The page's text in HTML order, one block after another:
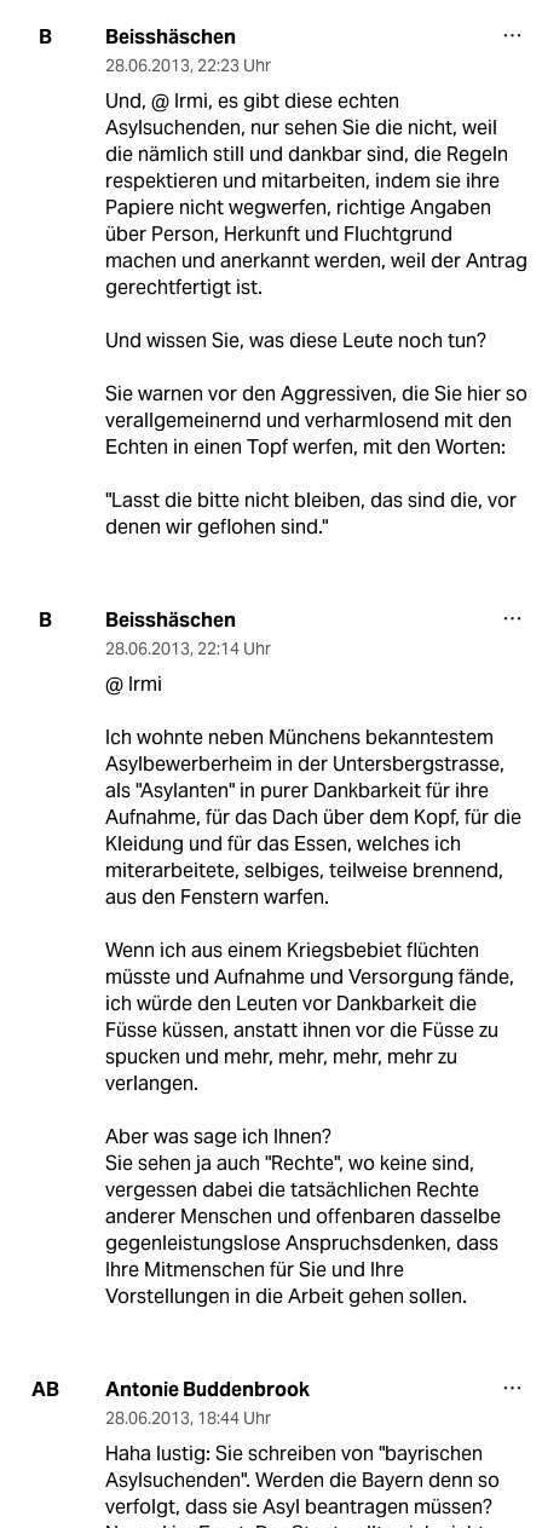
B Beisshäschen
28.06.2013, 22:23 Uhr
Und, @ Irmi, es gibt diese echten
Asylsuchenden, nur sehen Sie die nicht, weil
die nämlich still und dankbar sind, die Regeln
respektieren und mitarbeiten, indem sie ihre
Papiere nicht wegwerfen, richtige Angaben
über Person, Herkunft und Fluchtgrund
machen und anerkannt werden, weil der Antrag
gerechtfertigt ist.
Und wissen Sie, was diese Leute noch tun?
Sie warnen vor den Aggressiven, die Sie hier so
verallgemeinernd und verharmlosend mit den
Echten in einen Topf werfen, mit den Worten:
"Lasst die bitte nicht bleiben, das sind die, vor
denen wir geflohen sind."
B Beisshäschen
28.06.2013, 22:14 Uhr
@ Irmi
Ich wohnte neben Münchens bekanntestem
Asylbewerberheim in der Untersbergstrasse,
als "Asylanten" in purer Dankbarkeit für ihre
Aufnahme, für das Dach über dem Kopf, für die
Kleidung und für das Essen, welches ich
miterarbeitete, selbiges, teilweise brennend,
aus den Fenstern warfen.
Wenn ich aus einem Kriegsbebiet flüchten
müsste und Aufnahme und Versorgung fände,
ich würde den Leuten vor Dankbarkeit die
Füsse küssen, anstatt ihnen vor die Füsse zu
spucken und mehr, mehr, mehr, mehr zu
verlangen.
Aber was sage ich Ihnen?
Sie sehen ja auch "Rechte", wo keine sind,
vergessen dabei die tatsächlichen Rechte
anderer Menschen und offenbaren dasselbe
gegenleistungslose Anspruchsdenken, dass
Ihre Mitmenschen für Sie und Ihre
Vorstellungen in die Arbeit gehen sollen.
AB Antonie Buddenbrook
28.06.2013, 18:44 Uhr
Haha lustig: Sie schreiben von "bayrischen
Asylsuchenden". Werden die Bayern denn so
verfolgt, dass sie Asyl beantragen müssen?